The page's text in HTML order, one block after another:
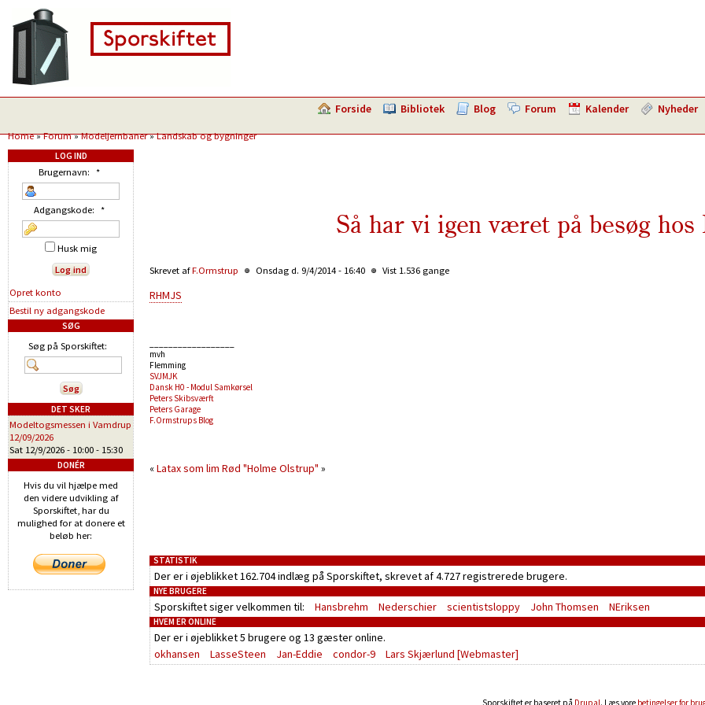
Forside Bibliotek Blog Forum Kalender Nyheder
Home»Forum»Modeljernbaner»Landskab og bygninger
Så har vi igen været på besøg hos
Skrevet afF.Ormstrup Onsdag d. 9/4/2014 - 16:40 Vist 1.536 gange
RHMJS
mvh
Flemming
SVJMJK
Dansk H0 - Modul Samkørsel
Peters Skibsværft
Peters Garage
F.Ormstrups Blog
«Latax som lim Rød "Holme Olstrup" »
STATISTIK
Der er i øjeblikket 162.704 indlæg på Sporskiftet, skrevet af 4.727 registrerede brugere.
NYE BRUGERE
Sporskiftet siger velkommen til: Hansbrehm Nederschier scientistsloppy John Thomsen NEriksen
HVEM ER ONLINE
Der er i øjeblikket5 brugere og 13 gæsteronline.
okhansen
LasseSteen Jan-Eddie condor-9 Lars Skjærlund [Webmaster]
Sporskiftet er baseret på Drupal. Læs vore betingelser for
LOG IND
Brugernavn: *
Adgangskode: *
Husk mig
Opret konto
Bestil ny adgangskode
SØG
Søg på Sporskiftet:
DET SKER
Modeltogsmessen i Vamdrup
12/09/2026
Sat 12/9/2026 - 10:00 - 15:30
DONÉR
Hvis du vil hjælpe med
den videre udvikling af
Sporskiftet, har du
mulighed for at donere et
beløb her: